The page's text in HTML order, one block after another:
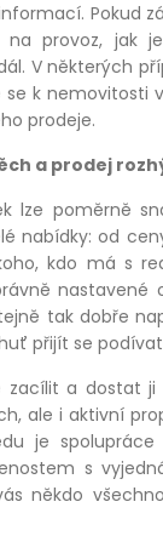
Pokud
na provoz, jak
V některých
se k
prodeje.
a prodej
lze poměrně
nabídky: od
kdo má s
tak dobře
přijít se
zacílit a dostat
ale i aktivní
je
s
někdo